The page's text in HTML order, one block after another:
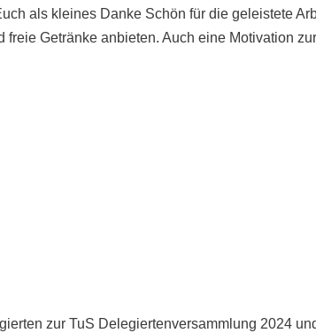
als kleines Danke Schön für die geleistete
Getränke anbieten. Auch eine Motivation zur
zur TuS Delegiertenversammlung 2024